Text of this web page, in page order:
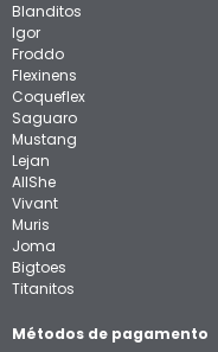
Blanditos
Igor
Froddo
Flexinens
Coqueflex
Saguaro
Mustang
Lejan
AllShe
Vivant
Muris
Joma
Bigtoes
Titanitos
Métodos de pagamento